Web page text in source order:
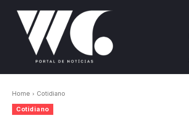
Home Cotidiano
Cotidiano